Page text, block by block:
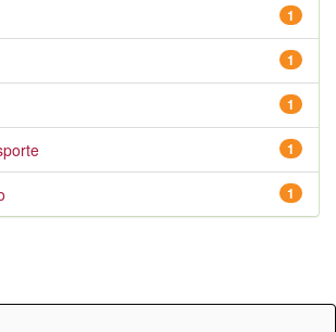
1
1
1
1
1